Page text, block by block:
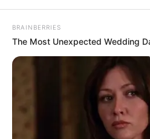
BRAINBERRIES
The Most Unexpected Wedding